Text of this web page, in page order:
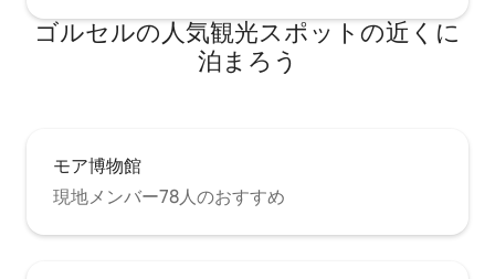
ゴルセルの人気観光スポットの近くに
泊まろう
モア博物館
現地メンバー78人のおすすめ